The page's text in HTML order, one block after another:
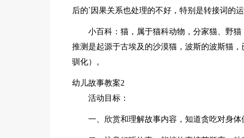
后的`因果关系也处理的不好，特别是转接词的运
小百科：猫，属于猫科动物，分家猫、野
推测是起源于古埃及的沙漠猫，波斯的波斯猫
驯化）。
幼儿故事教案2
活动目标：
一、欣赏和理解故事内容，知道贪吃对身体